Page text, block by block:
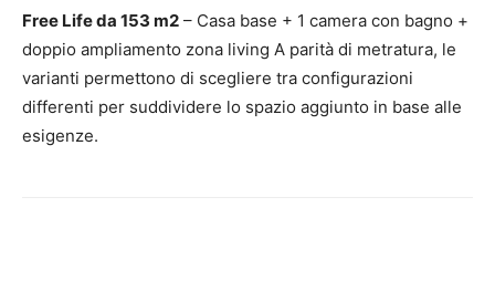
Free Life da 153 m2 – Casa base + 1 camera con bagno +
doppio ampliamento zona living A parità di metratura, le
varianti permettono di scegliere tra configurazioni
differenti per suddividere lo spazio aggiunto in base alle
esigenze.